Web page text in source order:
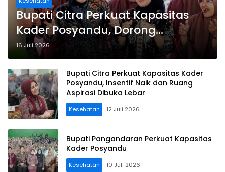
Bupati Citra Perkuat Kapasitas
Kader Posyandu, Dorong
Implementasi 6 SPM di
Pangandaran
16 Juli 2026
Bupati Citra Perkuat Kapasitas Kader
Posyandu, Insentif Naik dan Ruang
Aspirasi Dibuka Lebar
Kesehatan 12 Juli 2026
Bupati Pangandaran Perkuat Kapasitas
Kader Posyandu
Kesehatan 10 Juli 2026